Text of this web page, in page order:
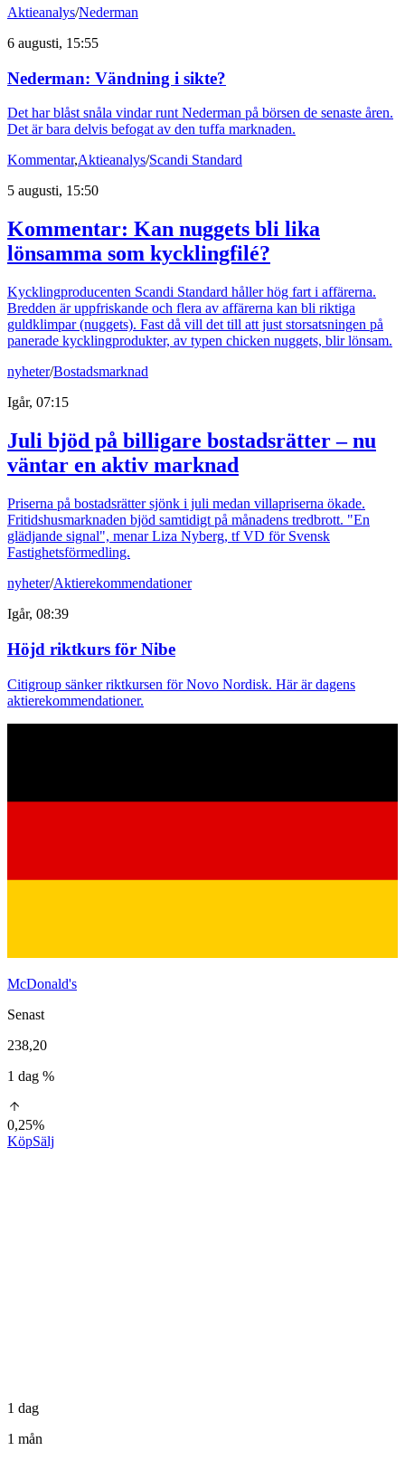
Aktieanalys/Nederman
6 augusti, 15:55
Nederman: Vändning i sikte?
Det har blåst snåla vindar runt Nederman på börsen de senaste åren.
Det är bara delvis befogat av den tuffa marknaden.
Kommentar,Aktieanalys/Scandi Standard
5 augusti, 15:50
Kommentar: Kan nuggets bli lika
lönsamma som kycklingfilé?
Kycklingproducenten Scandi Standard håller hög fart i affärerna.
Bredden är uppfriskande och flera av affärerna kan bli riktiga
guldklimpar (nuggets). Fast då vill det till att just storsatsningen på
panerade kycklingprodukter, av typen chicken nuggets, blir lönsam.
nyheter/Bostadsmarknad
Igår, 07:15
Juli bjöd på billigare bostadsrätter – nu
väntar en aktiv marknad
Priserna på bostadsrätter sjönk i juli medan villapriserna ökade.
Fritidshusmarknaden bjöd samtidigt på månadens tredbrott. "En
glädjande signal", menar Liza Nyberg, tf VD för Svensk
Fastighetsförmedling.
nyheter/Aktierekommendationer
Igår, 08:39
Höjd riktkurs för Nibe
Citigroup sänker riktkursen för Novo Nordisk. Här är dagens
aktierekommendationer.
McDonald's
Senast
238,20
1 dag %
0,25%
KöpSälj
1 dag
1 mån